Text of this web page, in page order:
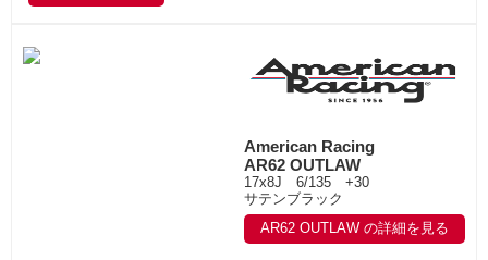
American Racing
AR62 OUTLAW
17x8J 6/135 +30
サテンブラック
AR62 OUTLAW の詳細を見る